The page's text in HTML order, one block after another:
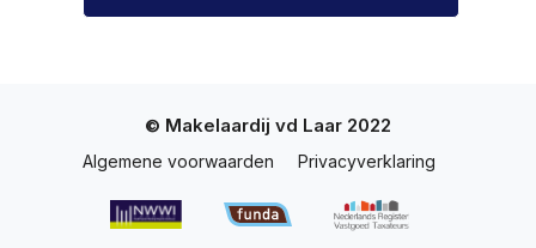
© Makelaardij vd Laar 2022
Algemene voorwaarden Privacyverklaring